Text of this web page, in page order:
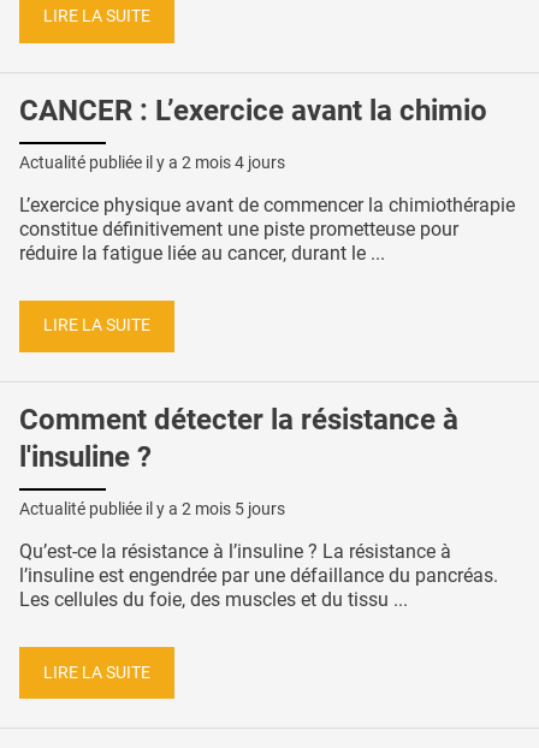
LIRE LA SUITE
CANCER : L’exercice avant la chimio
Actualité publiée il y a 2 mois 4 jours
L’exercice physique avant de commencer la chimiothérapie
constitue définitivement une piste prometteuse pour
réduire la fatigue liée au cancer, durant le ...
LIRE LA SUITE
Comment détecter la résistance à
l'insuline ?
Actualité publiée il y a 2 mois 5 jours
Qu’est-ce la résistance à l’insuline ? La résistance à
l’insuline est engendrée par une défaillance du pancréas.
Les cellules du foie, des muscles et du tissu ...
LIRE LA SUITE